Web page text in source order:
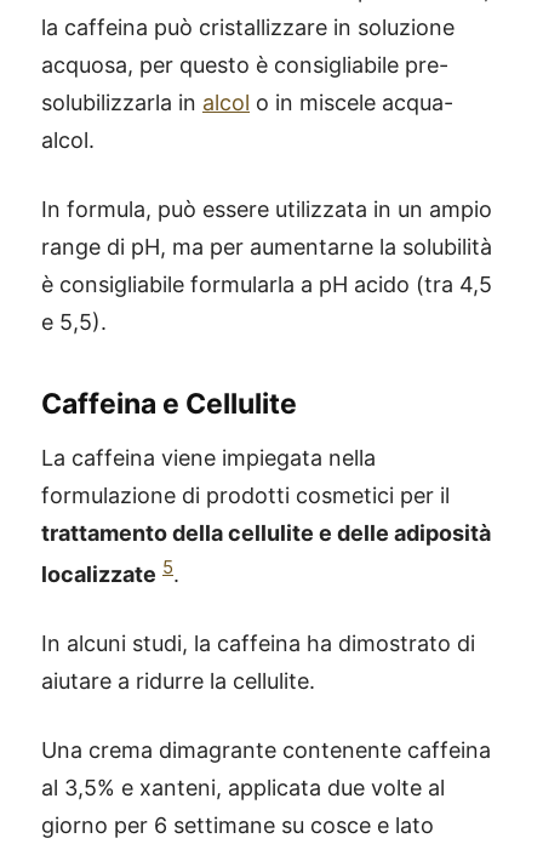
la caffeina può cristallizzare in soluzione
acquosa, per questo è consigliabile pre-
solubilizzarla in alcol o in miscele acqua-
alcol.
In formula, può essere utilizzata in un ampio
range di pH, ma per aumentarne la solubilità
è consigliabile formularla a pH acido (tra 4,5
e 5,5).
Caffeina e Cellulite
La caffeina viene impiegata nella
formulazione di prodotti cosmetici per il
trattamento della cellulite e delle adiposità
localizzate 5.
In alcuni studi, la caffeina ha dimostrato di
aiutare a ridurre la cellulite.
Una crema dimagrante contenente caffeina
al 3,5% e xanteni, applicata due volte al
giorno per 6 settimane su cosce e lato